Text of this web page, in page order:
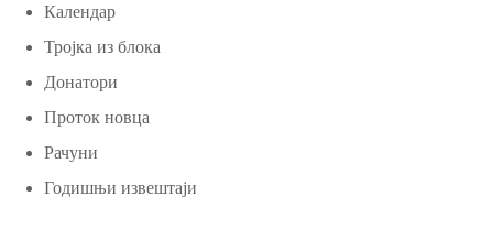
Календар
Тројка из блока
Донатори
Проток новца
Рачуни
Годишњи извештаји